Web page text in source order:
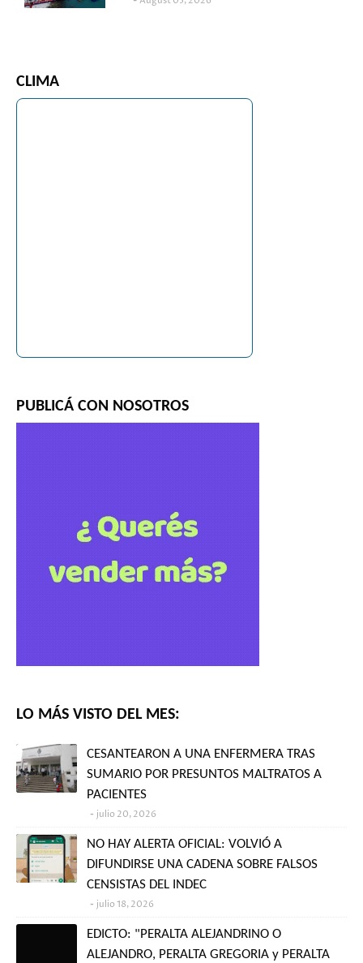
CLIMA
PUBLICÁ CON NOSOTROS
LO MÁS VISTO DEL MES:
CESANTEARON A UNA ENFERMERA TRAS
SUMARIO POR PRESUNTOS MALTRATOS A
PACIENTES
julio 20, 2026
NO HAY ALERTA OFICIAL: VOLVIÓ A
DIFUNDIRSE UNA CADENA SOBRE FALSOS
CENSISTAS DEL INDEC
julio 18, 2026
EDICTO: "PERALTA ALEJANDRINO O
ALEJANDRO, PERALTA GREGORIA y PERALTA